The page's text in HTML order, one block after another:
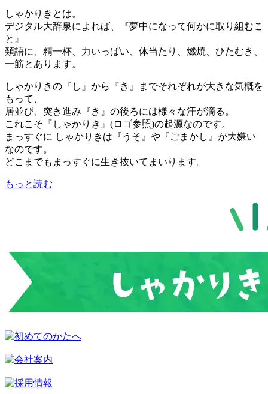
しゃかりきとは。
デジタル大辞泉によれば、『夢中になって何かに取り組むこ
と』
類語に、精一杯、力いっぱい、体当たり、燃焼、ひたむき、
一筋とあります。
しゃかりきの『し』から『き』までそれぞれが大きな気概を
もって、
居並び、突き進み『き』の後ろには様々な汗が滴る。
これこそ『しゃかりき』(ロゴ参照)の起源なのです。
まっすぐに しゃかりきは『うそ』や『ごまかし』が大嫌い
なのです。
どこまでもまっすぐに生き抜いてまいります。
もっと読む